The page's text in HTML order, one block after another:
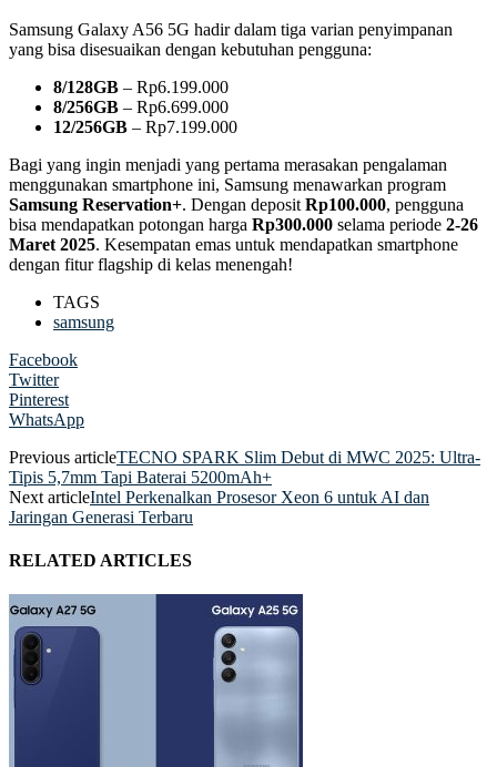
Samsung Galaxy A56 5G hadir dalam tiga varian penyimpanan
yang bisa disesuaikan dengan kebutuhan pengguna:
8/128GB – Rp6.199.000
8/256GB – Rp6.699.000
12/256GB – Rp7.199.000
Bagi yang ingin menjadi yang pertama merasakan pengalaman
menggunakan smartphone ini, Samsung menawarkan program
Samsung Reservation+. Dengan deposit Rp100.000, pengguna
bisa mendapatkan potongan harga Rp300.000 selama periode 2-26
Maret 2025. Kesempatan emas untuk mendapatkan smartphone
dengan fitur flagship di kelas menengah!
TAGS
samsung
Facebook
Twitter
Pinterest
WhatsApp
Previous articleTECNO SPARK Slim Debut di MWC 2025: Ultra-
Tipis 5,7mm Tapi Baterai 5200mAh+
Next articleIntel Perkenalkan Prosesor Xeon 6 untuk AI dan
Jaringan Generasi Terbaru
RELATED ARTICLES